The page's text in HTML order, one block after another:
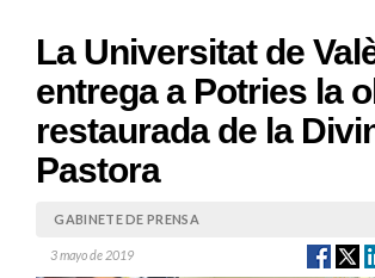
La Universitat de
entrega a Potries la
restaurada de la
Pastora
GABINETE DE PRENSA
3 mayo de 2019